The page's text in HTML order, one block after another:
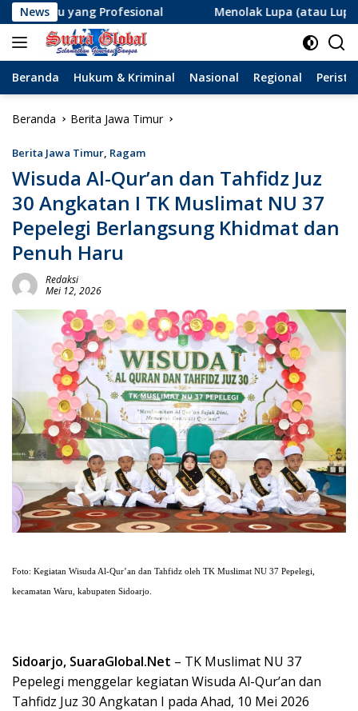
Langsung
ke
konten
News Menolak Lupa (atau Lupa Ingatan?):
Beranda Hukum & Kriminal Nasional Regional
Beranda Berita Jawa Timur
Berita Jawa Timur, Ragam
Wisuda Al-Qur’an dan Tahfidz Juz
30 Angkatan I TK Muslimat NU 37
Pepelegi Berlangsung Khidmat dan
Penuh Haru
Redaksi
Mei 12, 2026
Foto: Kegiatan Wisuda Al-Qur’an dan Tahfidz oleh TK Muslimat NU 37 Pepelegi,
kecamatan Waru, kabupaten Sidoarjo.
Sidoarjo, SuaraGlobal.Net – TK Muslimat NU 37
Pepelegi menggelar kegiatan Wisuda Al-Qur’an dan
Tahfidz Juz 30 Angkatan I pada Ahad, 10 Mei 2026